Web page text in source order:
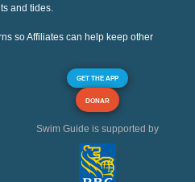
and tides.
so Affiliates can help keep other
GET THE APP
DONAR
Swim Guide is supported by